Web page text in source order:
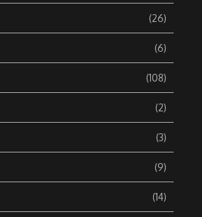
(26)
(6)
(108)
(2)
(3)
(9)
(14)